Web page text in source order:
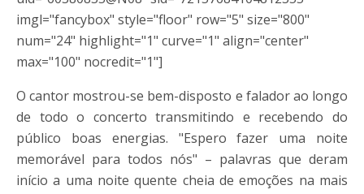
imgl="fancybox" style="floor" row="5" size="800"
num="24" highlight="1" curve="1" align="center"
max="100" nocredit="1"]
O cantor mostrou-se bem-disposto e falador ao longo
de todo o concerto transmitindo e recebendo do
público boas energias. "Espero fazer uma noite
memorável para todos nós" – palavras que deram
início a uma noite quente cheia de emoções na mais